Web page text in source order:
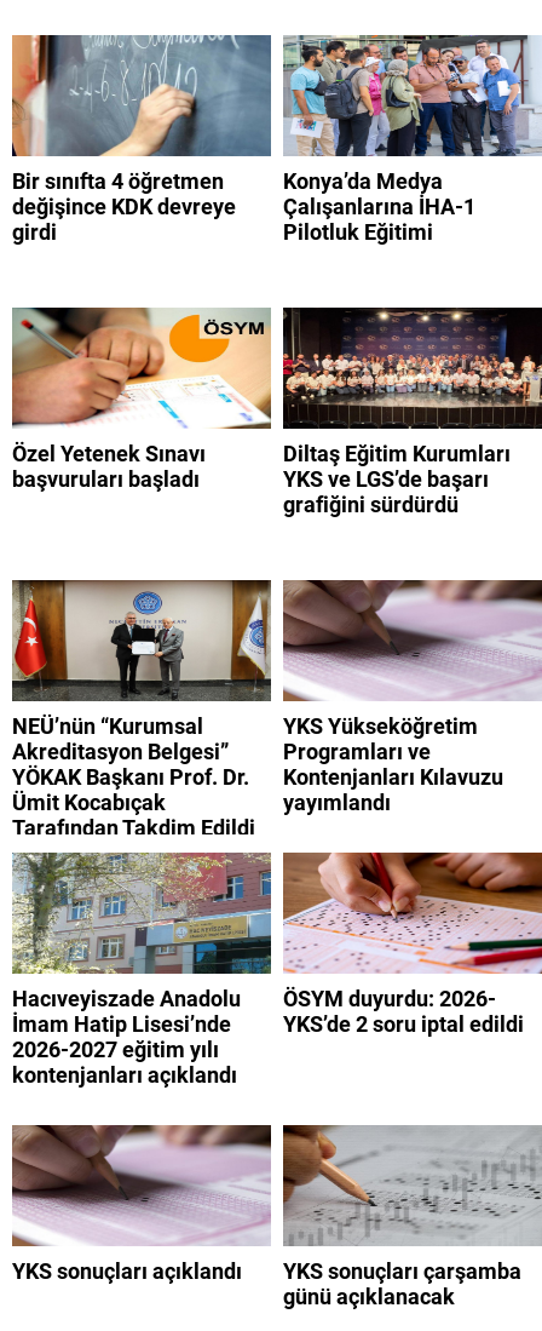
Bir sınıfta 4 öğretmen
değişince KDK devreye
girdi
Konya’da Medya
Çalışanlarına İHA-1
Pilotluk Eğitimi
Özel Yetenek Sınavı
başvuruları başladı
Diltaş Eğitim Kurumları
YKS ve LGS’de başarı
grafiğini sürdürdü
NEÜ’nün “Kurumsal
Akreditasyon Belgesi”
YÖKAK Başkanı Prof. Dr.
Ümit Kocabıçak
Tarafından Takdim Edildi
YKS Yükseköğretim
Programları ve
Kontenjanları Kılavuzu
yayımlandı
Hacıveyiszade Anadolu
İmam Hatip Lisesi’nde
2026-2027 eğitim yılı
kontenjanları açıklandı
ÖSYM duyurdu: 2026-
YKS’de 2 soru iptal edildi
YKS sonuçları açıklandı
YKS sonuçları çarşamba
günü açıklanacak